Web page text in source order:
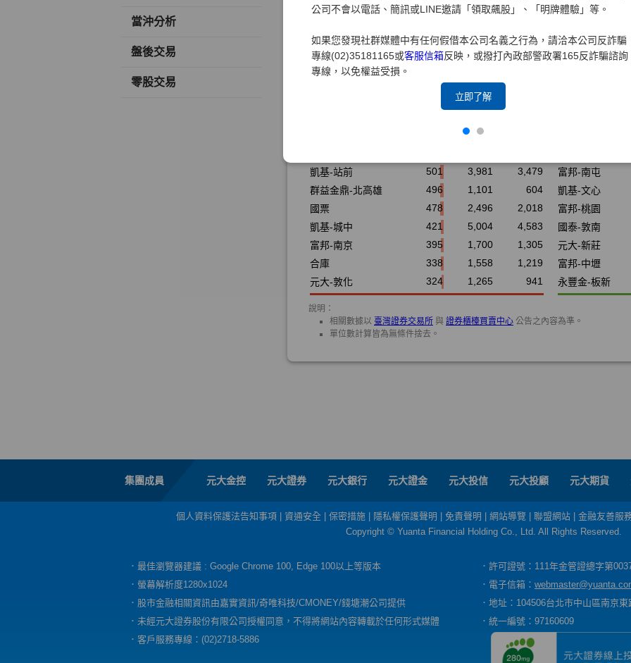
公司不會以電話、簡訊或LINE邀請「領取飆股」、「明牌體驗」等。
如果您發現社群媒體中有任何假借本公司名義之行為，請洽本公司反詐騙
專線(02)35181165或客服信箱反映，或撥打內政部警政署165反詐騙諮詢
專線，以免權益受損。
立即了解
當沖分析
盤後交易
零股交易
集團成員 元大金控 元大證券 元大銀行 元大證金 元大投信 元大投顧 元大期貨
個人資料保護法告知事項 資通安全 保密措施 隱私權保護聲明 免責聲明 網站導覽 聯盟網站
金融友善服
Copyright © Yuanta Financial Holding Co., Ltd. All Rights Reserved.
．最佳瀏覽器建議 : Google Chrome 100, Edge 100以上等版本
．許可證號：111年金管證總字第
．螢幕解析度1280x1024
．電子信箱：
．股市金融相關資訊由嘉實資訊/奇唯科技/CMONEY/錢塘潮公司提供
．地址：104506台北市中山區南京
．未經元大證券股份有限公司授權同意，不得將網站內容轉載於任何形式媒體
．統一編號：97160609
．客戶服務專線：(02)2718-5886